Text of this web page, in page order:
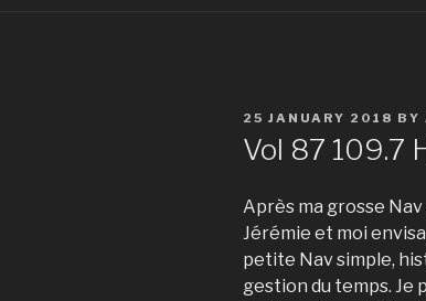
POSTED
ON
25 JANUARY 2018 BY
Vol 87 109.7
Après ma grosse Nav
Jérémie et moi
petite Nav simple,
gestion du temps. Je